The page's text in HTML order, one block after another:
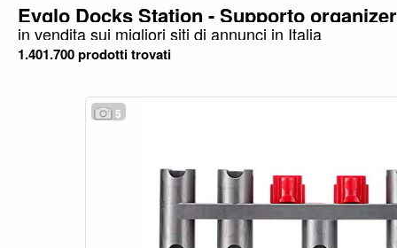
Eyglo Docks Station - Supporto
in vendita sui migliori siti di annunci in Italia
1.401.700 prodotti trovati
5